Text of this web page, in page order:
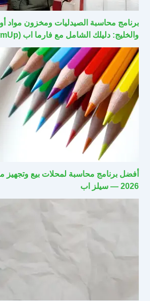
برنامج محاسبة الصيدليات ومخزون مواد
والخليج: دليلك الشامل مع فارما اب (PharmUp)
أفضل برنامج محاسبة لمحلات بيع
2026 — سيلز اب